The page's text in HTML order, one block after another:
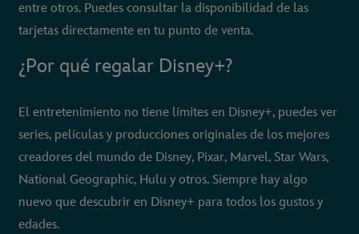
entre otros. Puedes consultar la disponibilidad de las
tarjetas directamente en tu punto de venta.
¿Por qué regalar Disney+?
El entretenimiento no tiene límites en Disney+, puedes ver
series, películas y producciones originales de los mejores
creadores del mundo de Disney, Pixar, Marvel, Star Wars,
National Geographic, Hulu y otros. Siempre hay algo
nuevo que descubrir en Disney+ para todos los gustos y
edades.